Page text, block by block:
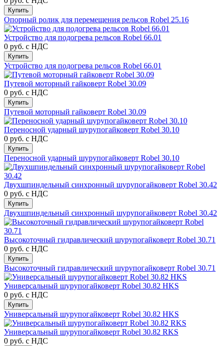
Купить
Опорный ролик для перемещения рельсов Robel 25.16
Устройство для подогрева рельсов Robel 66.01
0 руб. с НДС
Купить
Устройство для подогрева рельсов Robel 66.01
Путевой моторный гайковерт Robel 30.09
0 руб. с НДС
Купить
Путевой моторный гайковерт Robel 30.09
Переносной ударный шурупогайковерт Robel 30.10
0 руб. с НДС
Купить
Переносной ударный шурупогайковерт Robel 30.10
Двухшпиндельный синхронный шурупогайковерт Robel 30.42
0 руб. с НДС
Купить
Двухшпиндельный синхронный шурупогайковерт Robel 30.42
Высокоточный гидравлический шурупогайковерт Robel 30.71
0 руб. с НДС
Купить
Высокоточный гидравлический шурупогайковерт Robel 30.71
Универсальный шурупогайковерт Robel 30.82 HKS
0 руб. с НДС
Купить
Универсальный шурупогайковерт Robel 30.82 HKS
Универсальный шурупогайковерт Robel 30.82 RKS
0 руб. с НДС